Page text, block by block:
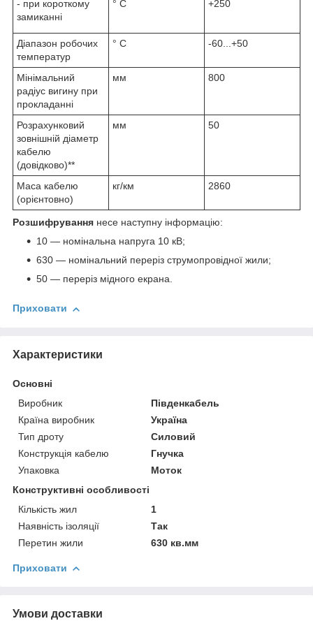
- при короткому
замиканні
° С +250
Діапазон робочих
температур
° С -60...+50
Мінімальний
радіус вигину при
прокладанні
мм 800
Розрахунковий
зовнішній діаметр
кабелю
(довідково)**
мм 50
Маса кабелю
(орієнтовно)
кг/км 2860
Розшифрування несе наступну інформацію:
10 — номінальна напруга 10 кВ;
630 — номінальний переріз струмопровідної жили;
50 — переріз мідного екрана.
Приховати
Характеристики
Основні
Виробник
Південкабель
Країна виробник
Україна
Тип дроту
Силовий
Конструкція кабелю
Гнучка
Упаковка
Моток
Конструктивні особливості
Кількість жил
1
Наявність ізоляції
Так
Перетин жили
630 кв.мм
Приховати
Умови доставки